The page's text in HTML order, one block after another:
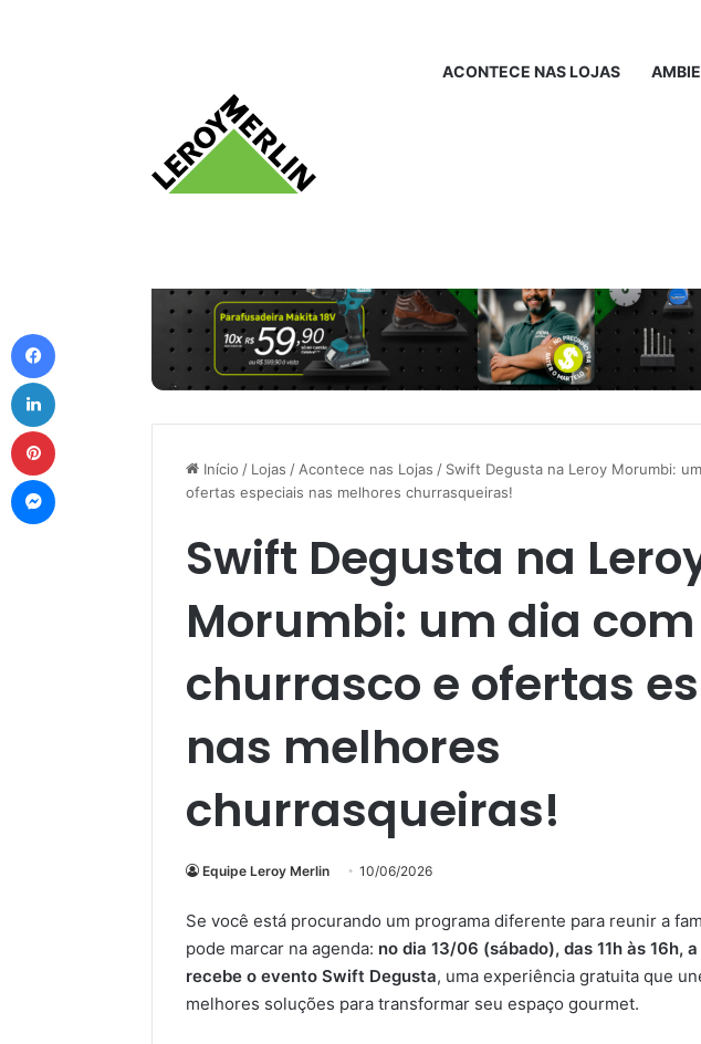
ACONTECE NAS LOJAS
Início / Lojas / Acontece nas Lojas / Swift Degusta na Leroy Morumbi:
ofertas especiais nas melhores churrasqueiras!
Swift Degusta na
Morumbi: um dia com
churrasco e ofertas
nas melhores
churrasqueiras!
Equipe Leroy Merlin 10/06/2026
Se você está procurando um programa diferente para reunir a
pode marcar na agenda: no dia 13/06 (sábado), das 11h às 16h,
recebe o evento Swift Degusta, uma experiência gratuita que
melhores soluções para transformar seu espaço gourmet.